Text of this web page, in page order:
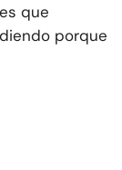
que
porque